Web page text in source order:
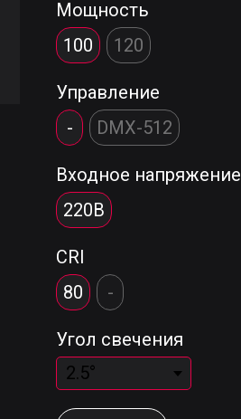
Мощность
100
120
Управление
-
DMX-512
Входное напряжение
220В
CRI
80
-
Угол свечения